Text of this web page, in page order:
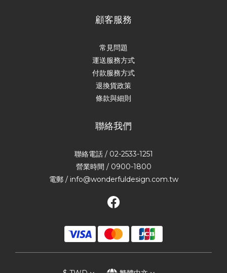
顧客服務
常見問題
運送服務方式
付款服務方式
退換貨政策
條款與細則
聯絡我們
聯絡電話 / 02-2533-1251
營業時間 / 0900-1800
電郵 / info@wonderfuldesign.com.tw